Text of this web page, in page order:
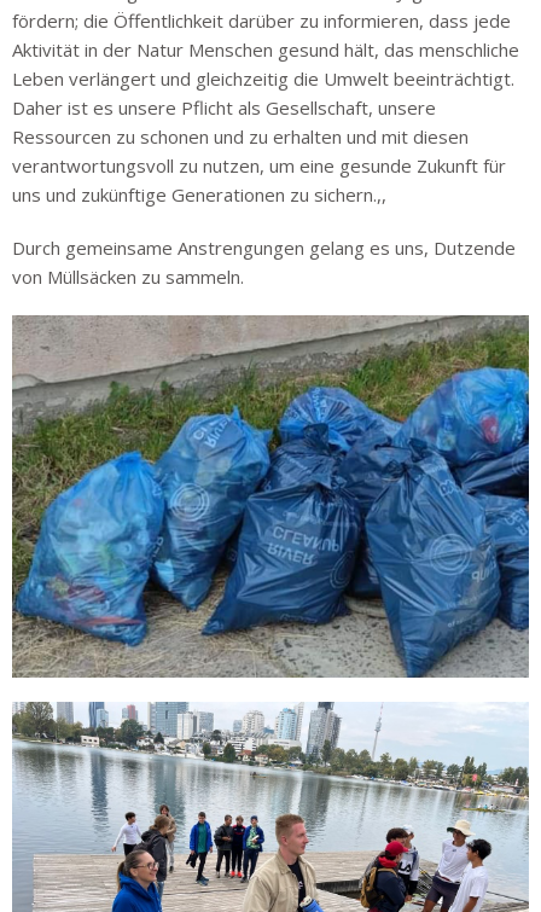
fördern; die Öffentlichkeit darüber zu informieren, dass jede
Aktivität in der Natur Menschen gesund hält, das menschliche
Leben verlängert und gleichzeitig die Umwelt beeinträchtigt.
Daher ist es unsere Pflicht als Gesellschaft, unsere
Ressourcen zu schonen und zu erhalten und mit diesen
verantwortungsvoll zu nutzen, um eine gesunde Zukunft für
uns und zukünftige Generationen zu sichern.,,
Durch gemeinsame Anstrengungen gelang es uns, Dutzende
von Müllsäcken zu sammeln.